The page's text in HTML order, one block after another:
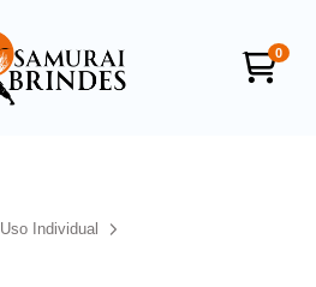
0
Uso Individual